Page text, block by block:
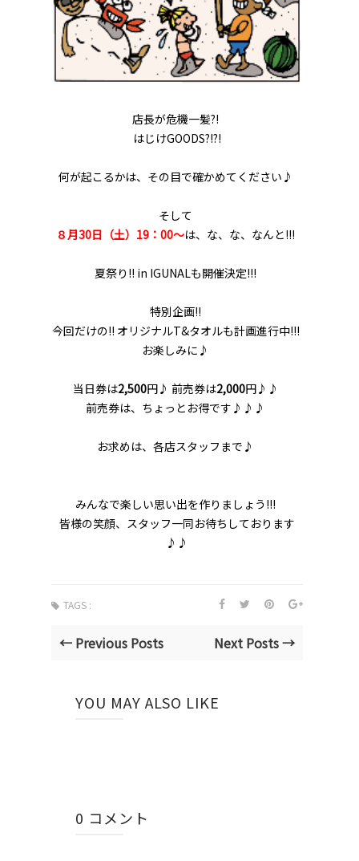
店長が危機一髪?!
はじけGOODS?!?!
何が起こるかは、その目で確かめてください♪
そして
８月30日（土）19：00～は、な、な、なんと!!!
夏祭り!! in IGUNALも開催決定!!!
特別企画!!
今回だけの!! オリジナルT&タオルも計画進行中!!!
お楽しみに♪
当日券は2,500円♪ 前売券は2,000円♪♪
前売券は、ちょっとお得です♪♪♪
お求めは、各店スタッフまで♪
みんなで楽しい思い出を作りましょう!!!
皆様の笑顔、スタッフ一同お待ちしております
♪♪
TAGS :
← Previous Posts Next Posts →
YOU MAY ALSO LIKE
0 コメント